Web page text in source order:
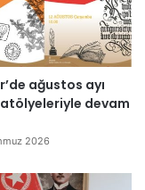
ağustos ayı
devam
2026